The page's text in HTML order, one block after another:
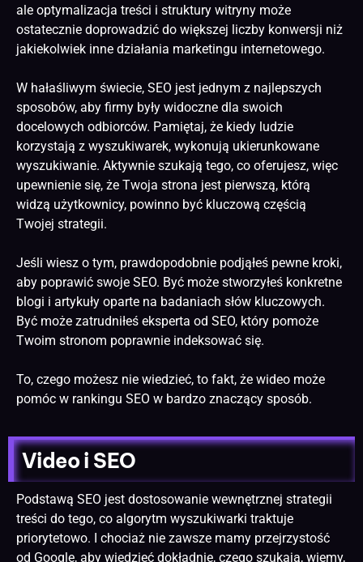
ale optymalizacja treści i struktury witryny może
ostatecznie doprowadzić do większej liczby konwersji niż
jakiekolwiek inne działania marketingu internetowego.
W hałaśliwym świecie, SEO jest jednym z najlepszych
sposobów, aby firmy były widoczne dla swoich
docelowych odbiorców. Pamiętaj, że kiedy ludzie
korzystają z wyszukiwarek, wykonują ukierunkowane
wyszukiwanie. Aktywnie szukają tego, co oferujesz, więc
upewnienie się, że Twoja strona jest pierwszą, którą
widzą użytkownicy, powinno być kluczową częścią
Twojej strategii.
Jeśli wiesz o tym, prawdopodobnie podjąłeś pewne kroki,
aby poprawić swoje SEO. Być może stworzyłeś konkretne
blogi i artykuły oparte na badaniach słów kluczowych.
Być może zatrudniłeś eksperta od SEO, który pomoże
Twoim stronom poprawnie indeksować się.
To, czego możesz nie wiedzieć, to fakt, że wideo może
pomóc w rankingu SEO w bardzo znaczący sposób.
Video i SEO
Podstawą SEO jest dostosowanie wewnętrznej strategii
treści do tego, co algorytm wyszukiwarki traktuje
priorytetowo. I chociaż nie zawsze mamy przejrzystość
od Google, aby wiedzieć dokładnie, czego szukają, wiemy,